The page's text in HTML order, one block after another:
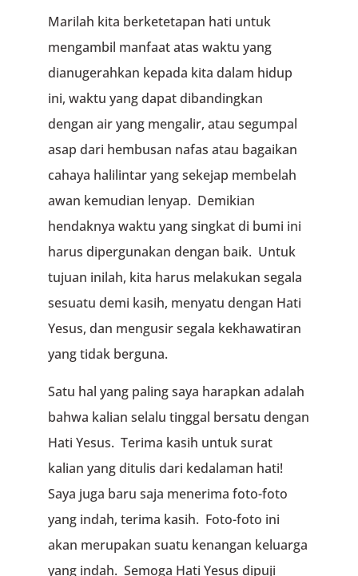
Marilah kita berketetapan hati untuk
mengambil manfaat atas waktu yang
dianugerahkan kepada kita dalam hidup
ini, waktu yang dapat dibandingkan
dengan air yang mengalir, atau segumpal
asap dari hembusan nafas atau bagaikan
cahaya halilintar yang sekejap membelah
awan kemudian lenyap. Demikian
hendaknya waktu yang singkat di bumi ini
harus dipergunakan dengan baik. Untuk
tujuan inilah, kita harus melakukan segala
sesuatu demi kasih, menyatu dengan Hati
Yesus, dan mengusir segala kekhawatiran
yang tidak berguna.
Satu hal yang paling saya harapkan adalah
bahwa kalian selalu tinggal bersatu dengan
Hati Yesus. Terima kasih untuk surat
kalian yang ditulis dari kedalaman hati!
Saya juga baru saja menerima foto-foto
yang indah, terima kasih. Foto-foto ini
akan merupakan suatu kenangan keluarga
yang indah. Semoga Hati Yesus dipuji